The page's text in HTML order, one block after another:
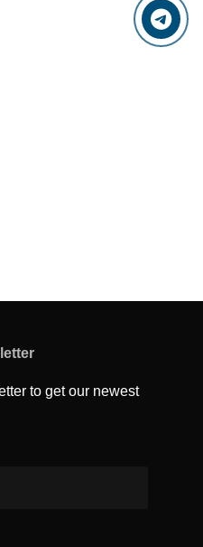
to get our newest